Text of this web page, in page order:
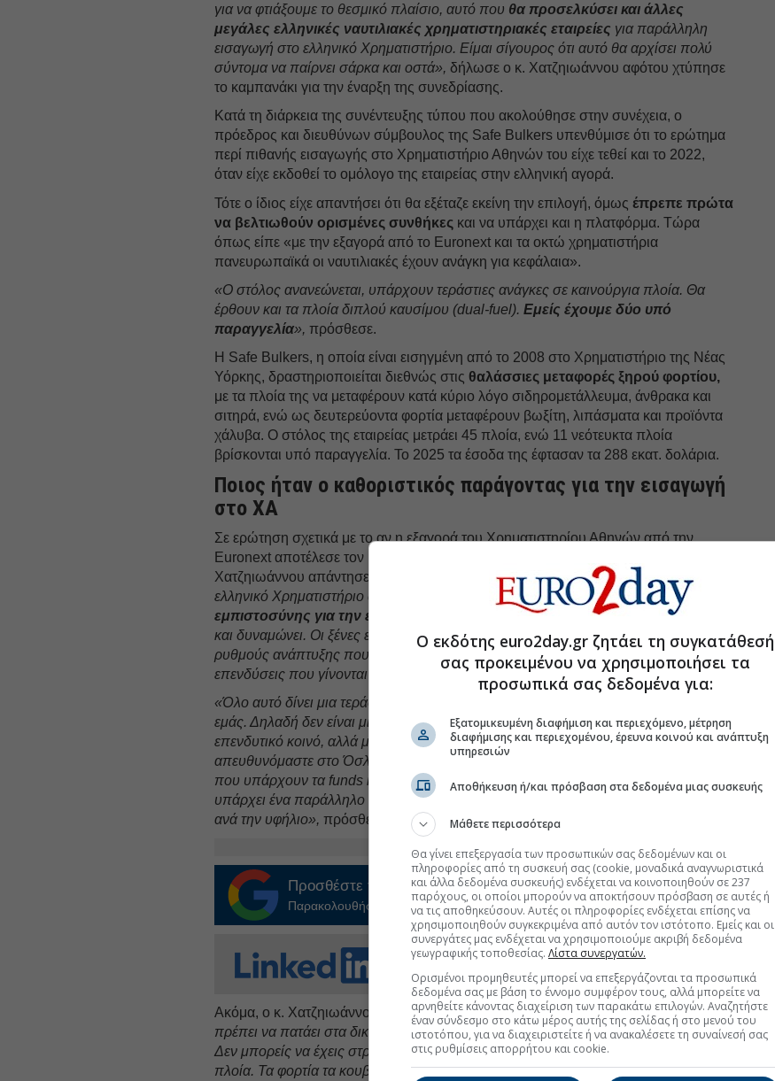
για να φτιάξουμε το θεσμικό πλαίσιο, αυτό που θα προσελκύσει και άλλες
μεγάλες ελληνικές ναυτιλιακές χρηματιστηριακές εταιρείες για παράλληλη
εισαγωγή στο ελληνικό Χρηματιστήριο. Είμαι σίγουρος ότι αυτό θα αρχίσει πολύ
σύντομα να παίρνει σάρκα και οστά», δήλωσε ο κ. Χατζηιωάννου αφότου χτύπησε
το καμπανάκι για την έναρξη της συνεδρίασης.
Κατά τη διάρκεια της συνέντευξης τύπου που ακολούθησε στην συνέχεια, ο
πρόεδρος και διευθύνων σύμβουλος της Safe Bulkers υπενθύμισε ότι το ερώτημα
περί πιθανής εισαγωγής στο Χρηματιστήριο Αθηνών του είχε τεθεί και το 2022,
όταν είχε εκδοθεί το ομόλογο της εταιρείας στην ελληνική αγορά.
Τότε ο ίδιος είχε απαντήσει ότι θα εξέταζε εκείνη την επιλογή, όμως έπρεπε πρώτα
να βελτιωθούν ορισμένες συνθήκες και να υπάρχει και η πλατφόρμα. Τώρα
όπως είπε «με την εξαγορά από το Euronext και τα οκτώ χρηματιστήρια
πανευρωπαϊκά οι ναυτιλιακές έχουν ανάγκη για κεφάλαια».
«Ο στόλος ανανεώνεται, υπάρχουν τεράστιες ανάγκες σε καινούργια πλοία. Θα
έρθουν και τα πλοία διπλού καυσίμου (dual-fuel).Εμείς έχουμε δύο υπό
παραγγελία», πρόσθεσε.
H Safe Bulkers, η οποία είναι εισηγμένη από το 2008 στο Χρηματιστήριο της Νέας
Υόρκης, δραστηριοποιείται διεθνώς στις θαλάσσιες μεταφορές ξηρού φορτίου,
με τα πλοία της να μεταφέρουν κατά κύριο λόγο σιδηρομετάλλευμα, άνθρακα και
σιτηρά, ενώ ως δευτερεύοντα φορτία μεταφέρουν βωξίτη, λιπάσματα και προϊόντα
χάλυβα. Ο στόλος της εταιρείας μετράει 45 πλοία, ενώ 11 νεότευκτα πλοία
βρίσκονται υπό παραγγελία. Το 2025 τα έσοδα της έφτασαν τα 288 εκατ. δολάρια.
Ποιος ήταν ο καθοριστικός παράγοντας για την εισαγωγή
στο ΧΑ
Σε ερώτηση σχετικά με το αν η εξαγορά του Χρηματιστηρίου Αθηνών από την
Euronext αποτέλεσε τον καθοριστικό παράγοντα για τη δική τους εισαγωγή, ο κ.
Χατζηιωάννου απάντησε:
«Ήταν σίγουρα ο βασικός λόγος. Το ότι εξαγοράστηκε το
ελληνικό Χρηματιστήριο από το δίκτυο της Euronext ήταντεράστια ψήφος
εμπιστοσύνης για την ελληνική οικονομία.
Δείχνει ότι η Ελλάδα πάει μπροστά
και δυναμώνει. Οι ξένες επενδύσεις έχουν μόνο βοηθήσει την χώρα. Βλέπουμε
ρυθμούς ανάπτυξης που δεν τους βλέπαμε την προηγούμενη δεκαετία. Βλέπετε τις
επενδύσεις που γίνονται στο Ελληνικό και σε άλλα μεγάλα projects στην Ελλάδα»
«Όλο αυτό δίνει μια τεράστια ώθηση και σίγουρα ήταν αυτό που προσέλκυσε και
εμάς. Δηλαδή δεν είναι μια εισαγωγή που απευθύνεται τόσο πολύ στο ελληνικό
επενδυτικό κοινό, αλλά μέσω της πλατφόρμας που υπάρχει στην Αθήνα
απευθυνόμαστε στο Όσλο, το Παρίσι, τις Βρυξέλλες, το Μιλάνο και τις άλλες χώρες
που υπάρχουν τα funds κλπ. Επίσης είναι καλό για την ελληνική ναυτιλία να
υπάρχει ένα παράλληλο πάτημα με την Νέα Υόρκη γιατί πλέον υπάρχουν τριβές
ανά την υφήλιο», πρόσθεσε.
Προσθέστε το Euro2day.grστοGoogle Discover!
Παρακολουθήστε τις εξελίξεις με την υπογραφη εγκυρότητας του Euro2day.gr
FOLLOW US
Ακολουθήστε τη σελίδα τουEuro2day.grστοLinkedin
Ακόμα, ο κ. Χατζηιωάννου σχολίασε ότι η«Ευρώπη σιγά σιγά αντιλαμβάνεται ότι
πρέπει να πατάει στα δικά της πόδια καιπρέπει να έχει στρατηγική αυτονομία.
Δεν μπορείς να έχεις στρατηγική αυτονομία σαν περιοχή χωρίς να έχεις δικά σου
πλοία. Τα φορτία τα κουβαλάνε τα πλοία. Πρέπει να υπάρχουν ευρωπαϊκά πλοία
Ο εκδότης euro2day.gr ζητάει τη συγκατάθεσή
σας προκειμένου να χρησιμοποιήσει τα
προσωπικά σας δεδομένα για:
Εξατομικευμένη διαφήμιση και περιεχόμενο, μέτρηση
διαφήμισης και περιεχομένου, έρευνα κοινού και ανάπτυξη
υπηρεσιών
Αποθήκευση ή/και πρόσβαση στα δεδομένα μιας συσκευής
Μάθετε περισσότερα
Θα γίνει επεξεργασία των προσωπικών σας δεδομένων και οι
πληροφορίες από τη συσκευή σας (cookie, μοναδικά αναγνωριστικά
και άλλα δεδομένα συσκευής) ενδέχεται να κοινοποιηθούν σε 237
παρόχους, οι οποίοι μπορούν να αποκτήσουν πρόσβαση σε αυτές ή
να τις αποθηκεύσουν. Αυτές οι πληροφορίες ενδέχεται επίσης να
χρησιμοποιηθούν συγκεκριμένα από αυτόν τον ιστότοπο. Εμείς και οι
συνεργάτες μας ενδέχεται να χρησιμοποιούμε ακριβή δεδομένα
γεωγραφικής τοποθεσίας. Λίστα συνεργατών.
Ορισμένοι προμηθευτές μπορεί να επεξεργάζονται τα προσωπικά
δεδομένα σας με βάση το έννομο συμφέρον τους, αλλά μπορείτε να
αρνηθείτε κάνοντας διαχείριση των παρακάτω επιλογών. Αναζητήστε
έναν σύνδεσμο στο κάτω μέρος αυτής της σελίδας ή στο μενού του
ιστοτόπου, για να διαχειριστείτε ή να ανακαλέσετε τη συναίνεσή σας
στις ρυθμίσεις απορρήτου και cookie.